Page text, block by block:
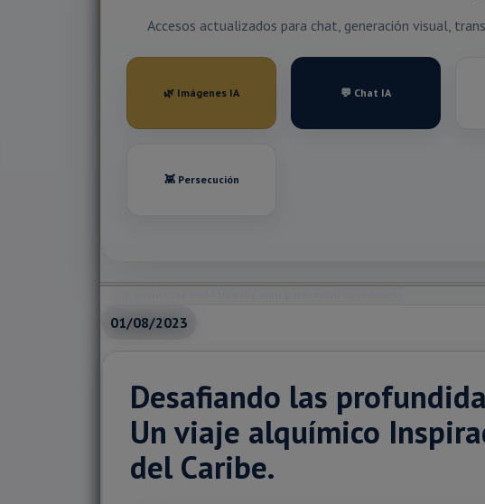
Accesos actualizados para chat, generación visual,
🌿 Imágenes IA 💬 Chat IA
👾 Persecución
01/08/2023
Desafiando las
Un viaje alquímico
del Caribe.